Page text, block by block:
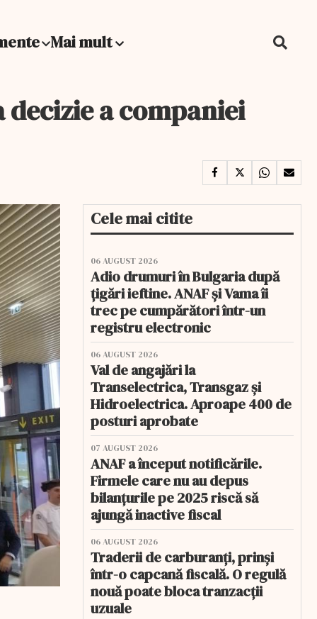
Mai mult
a companiei
Cele mai citite
06 AUGUST 2026
Adio drumuri în Bulgaria după
țigări ieftine. ANAF și Vama îi
trec pe cumpărători într-un
registru electronic
06 AUGUST 2026
Val de angajări la
Transelectrica, Transgaz și
Hidroelectrica. Aproape 400 de
posturi aprobate
07 AUGUST 2026
ANAF a început notificările.
Firmele care nu au depus
bilanțurile pe 2025 riscă să
ajungă inactive fiscal
06 AUGUST 2026
Traderii de carburanți, prinși
într-o capcană fiscală. O regulă
nouă poate bloca tranzacții
uzuale